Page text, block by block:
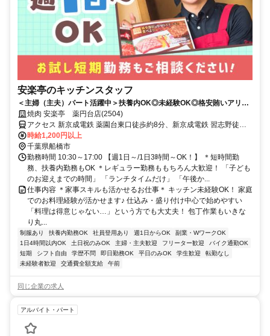
安楽亭のキッチンスタッフ
＜主婦（主夫）パート活躍中＞扶養内OK◎未経験OK◎格安賄いアリ！
200円で食べられる賄いあり♪随時昇給◎
焼肉 安楽亭 薬円台店(2504)
アクセス 新京成電鉄 薬園台東口徒歩約8分、新京成電鉄 習志野徒歩
約10分、新京成電鉄 北習志野西口徒歩約19分 習志野駅/薬園台駅より
徒歩8分/車通勤OK！
時給1,200円以上
千葉県船橋市
勤務時間 10:30～17:00 【週1日～/1日3時間～OK！】 ＊短時間勤
務、扶養内勤務もOK ＊レギュラー勤務ももちろん大歓迎！ 「子ども
のお迎えまでの時間」 「ランチタイムだけ」 「午後か...
仕事内容 ＊家事スキルも活かせるお仕事＊ キッチン未経験OK！ 家庭
でのお料理経験が活かせます♪ 仕込み・盛り付け中心で始めやすい
「料理は得意じゃない…」という方でも大丈夫！ 包丁作業もいきな
り丸...
制服あり 扶養内勤務OK 社員登用あり 週1日からOK
副業・WワークOK
1日4時間以内OK
土日祝のみOK 主婦・主夫歓迎 フリーター歓迎
バイク通勤OK
短期
シフト自由 学歴不問 即日勤務OK 平日のみOK 学生歓迎
転勤なし
未経験者歓迎
交通費全額支給 午前
同じ企業の求人
アルバイト・パート